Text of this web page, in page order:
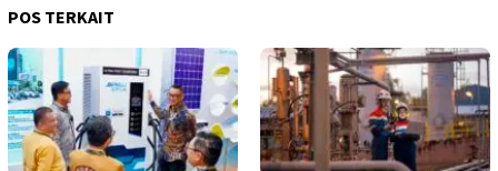
POS TERKAIT